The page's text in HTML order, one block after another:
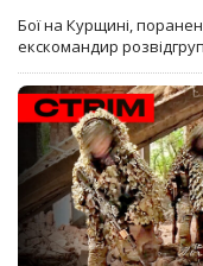
Бої на Курщині,
екскомандир